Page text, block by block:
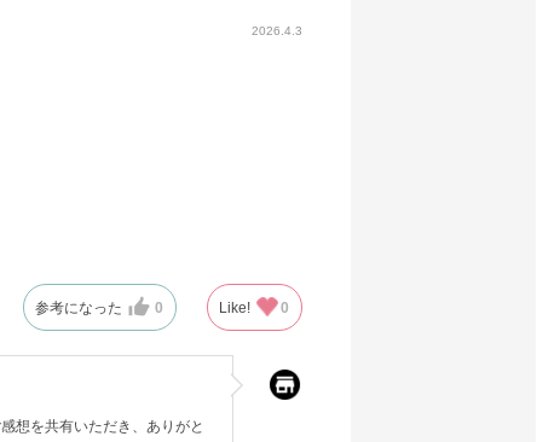
2026.4.3
参考になった 0 Like! 0
想を共有いただき、ありがと